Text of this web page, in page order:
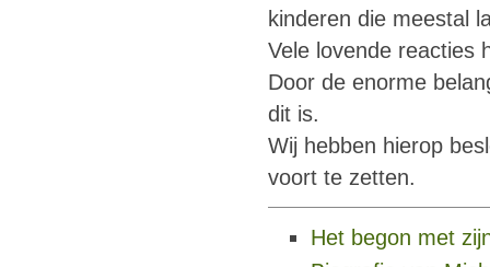
kinderen die meestal
Vele lovende reacties
Door de enorme
dit is.
Wij hebben hierop
voort te zetten.
Het begon met